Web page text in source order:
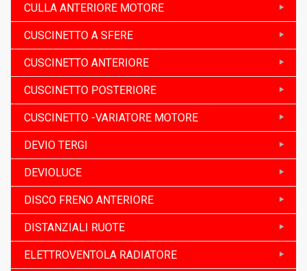
CULLA ANTERIORE MOTORE
CUSCINETTO A SFERE
CUSCINETTO ANTERIORE
CUSCINETTO POSTERIORE
CUSCINETTO -VARIATORE MOTORE
DEVIO TERGI
DEVIOLUCE
DISCO FRENO ANTERIORE
DISTANZIALI RUOTE
ELETTROVENTOLA RADIATORE